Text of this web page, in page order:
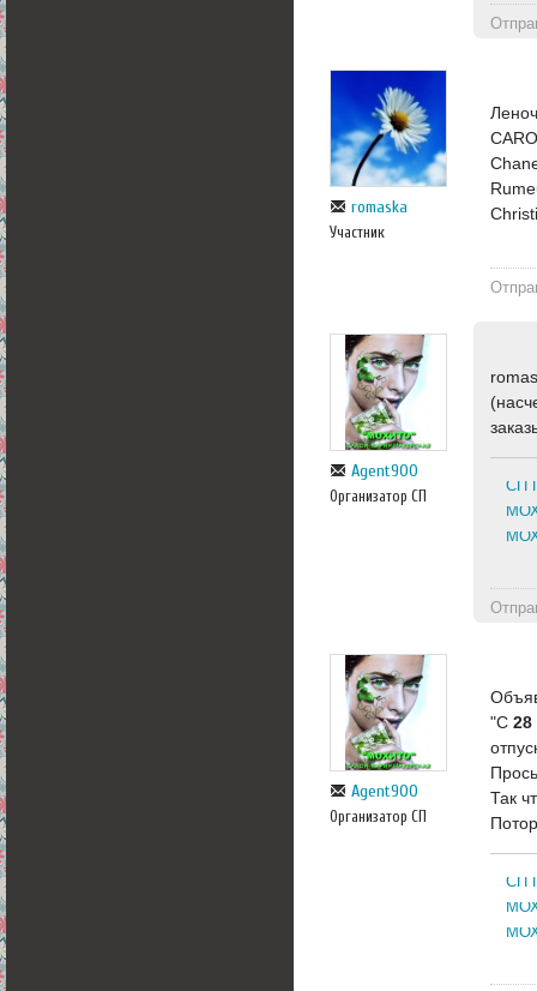
romaska
Участник
Agent900
Организатор СП
СП
Agent900
Организатор СП
"С28
Так
СП